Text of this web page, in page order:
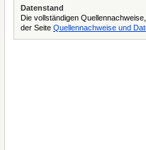
Datenstand
Die vollständigen
der Seite Quellennachweise und